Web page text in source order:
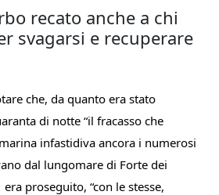
recato anche a chi
svagarsi e recuperare
che, da quanto era stato
di notte “il fracasso che
infastidiva ancora i numerosi
dal lungomare di Forte dei
era proseguito, “con le stesse,